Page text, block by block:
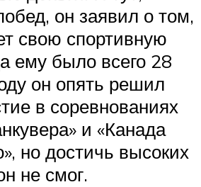
он заявил о том,
свою спортивную
ему было всего 28
он опять решил
в соревнованиях
и «Канада
но достичь высоких
не смог.